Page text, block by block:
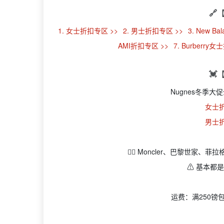
🔗
1. 女士折扣专区 >> 2. 男士折扣专区 >> 3. New
AMI折扣专区 >> 7. Burberry女
💓
Nugnes冬季大
女士
男士
👉🏻 Moncler、巴黎世家、菲
⚠️ 基本都
运费：满250镑